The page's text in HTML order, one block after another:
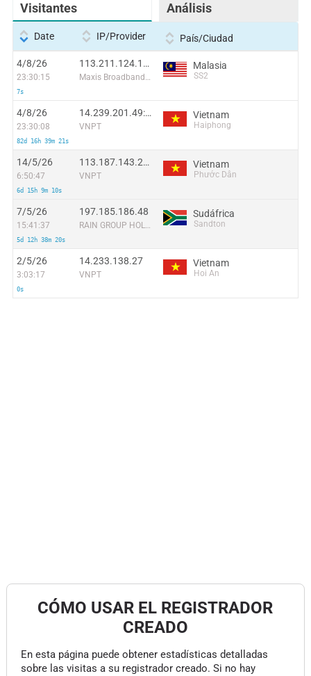
Visitantes Análisis
Date IP/Provider País/Ciudad
4/8/26
23:30:15
7s
113.211.124.118:7095
Maxis Broadband Sdn.Bhd
Malasia
SS2
4/8/26
23:30:08
82d 16h 39m 21s
14.239.201.49:45062
VNPT
Vietnam
Haiphong
14/5/26
6:50:47
6d 15h 9m 10s
113.187.143.22:39499
VNPT
Vietnam
Phước Dân
7/5/26
15:41:37
5d 12h 38m 20s
197.185.186.48
RAIN GROUP HOLDINGS (PTY) LTD
Sudáfrica
Sandton
2/5/26
3:03:17
0s
14.233.138.27
VNPT
Vietnam
Hoi An
CÓMO USAR EL REGISTRADOR
CREADO
En esta página puede obtener estadísticas detalladas
sobre las visitas a su registrador creado. Si no hay